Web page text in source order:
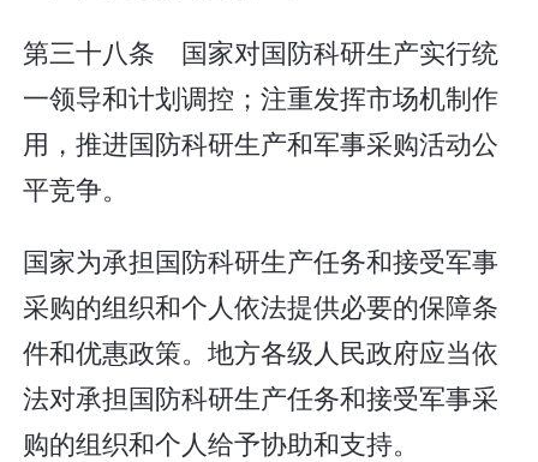
第三十八条 国家对国防科研生产实行统
一领导和计划调控；注重发挥市场机制作
用，推进国防科研生产和军事采购活动公
平竞争。
国家为承担国防科研生产任务和接受军事
采购的组织和个人依法提供必要的保障条
件和优惠政策。地方各级人民政府应当依
法对承担国防科研生产任务和接受军事采
购的组织和个人给予协助和支持。